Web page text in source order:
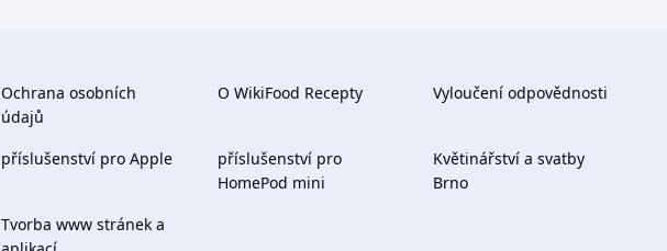
Ochrana osobních
údajů
O WikiFood Recepty Vyloučení odpovědnosti
příslušenství pro Apple
příslušenství pro
HomePod mini
Květinářství a svatby
Brno
Tvorba www stránek a